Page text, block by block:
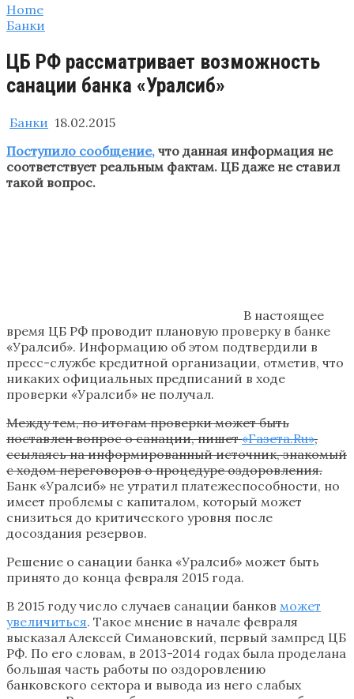
Home
Банки
ЦБ РФ рассматривает возможность
санации банка «Уралсиб»
Банки 18.02.2015
Поступило сообщение, что данная информация не
соответствует реальным фактам. ЦБ даже не ставил
такой вопрос.
В настоящее
время ЦБ РФ проводит плановую проверку в банке
«Уралсиб». Информацию об этом подтвердили в
пресс-службе кредитной организации, отметив, что
никаких официальных предписаний в ходе
проверки «Уралсиб» не получал.
Между тем, по итогам проверки может быть
поставлен вопрос о санации, пишет«Газета.Ru»,
ссылаясь на информированный источник, знакомый
с ходом переговоров о процедуре оздоровления.
Банк «Уралсиб» не утратил платежеспособности, но
имеет проблемы с капиталом, который может
снизиться до критического уровня после
досоздания резервов.
Решение о санации банка «Уралсиб» может быть
принято до конца февраля 2015 года.
В 2015 году число случаев санации банков может
увеличиться. Такое мнение в начале февраля
высказал Алексей Симановский, первый зампред ЦБ
РФ. По его словам, в 2013-2014 годах была проделана
большая часть работы по оздоровлению
банковского сектора и вывода из него слабых